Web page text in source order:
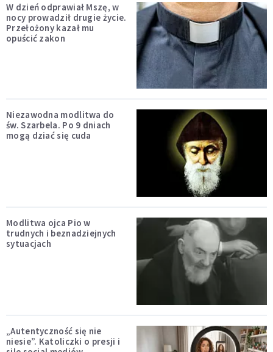
W dzień odprawiał Mszę, w
nocy prowadził drugie życie.
Przełożony kazał mu
opuścić zakon
Niezawodna modlitwa do
św. Szarbela. Po 9 dniach
mogą dziać się cuda
Modlitwa ojca Pio w
trudnych i beznadziejnych
sytuacjach
„Autentyczność się nie
niesie”. Katoliczki o presji i